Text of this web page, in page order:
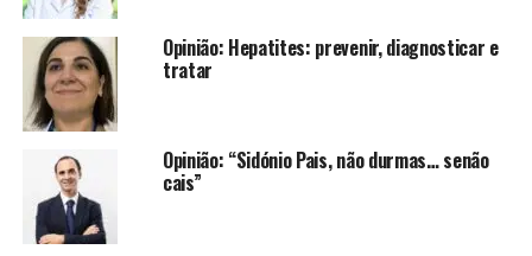
Opinião: Hepatites: prevenir, diagnosticar e
tratar
Opinião: “Sidónio Pais, não durmas… senão
cais”